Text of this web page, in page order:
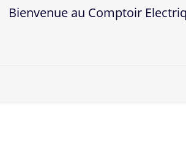
au Comptoir